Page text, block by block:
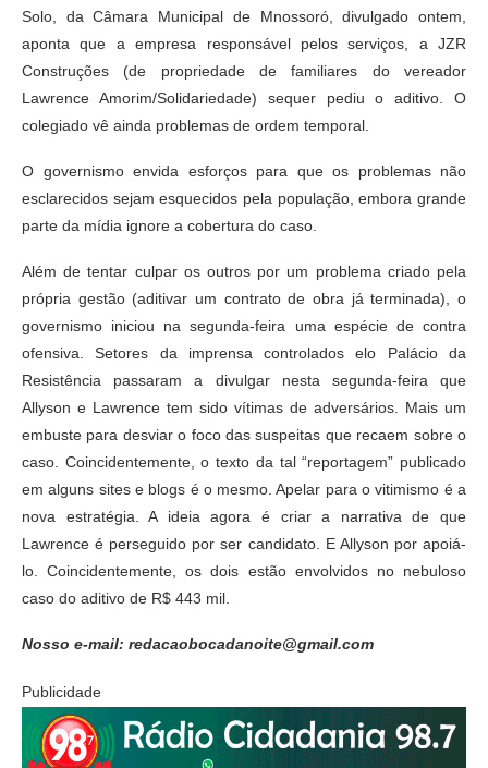
Solo, da Câmara Municipal de Mnossoró, divulgado ontem,
aponta que a empresa responsável pelos serviços, a JZR
Construções (de propriedade de familiares do vereador
Lawrence Amorim/Solidariedade) sequer pediu o aditivo. O
colegiado vê ainda problemas de ordem temporal.
O governismo envida esforços para que os problemas não
esclarecidos sejam esquecidos pela população, embora grande
parte da mídia ignore a cobertura do caso.
Além de tentar culpar os outros por um problema criado pela
própria gestão (aditivar um contrato de obra já terminada), o
governismo iniciou na segunda-feira uma espécie de contra
ofensiva. Setores da imprensa controlados elo Palácio da
Resistência passaram a divulgar nesta segunda-feira que
Allyson e Lawrence tem sido vítimas de adversários. Mais um
embuste para desviar o foco das suspeitas que recaem sobre o
caso. Coincidentemente, o texto da tal “reportagem” publicado
em alguns sites e blogs é o mesmo. Apelar para o vitimismo é a
nova estratégia. A ideia agora é criar a narrativa de que
Lawrence é perseguido por ser candidato. E Allyson por apoiá-
lo. Coincidentemente, os dois estão envolvidos no nebuloso
caso do aditivo de R$ 443 mil.
Nosso e-mail: redacaobocadanoite@gmail.com
Publicidade